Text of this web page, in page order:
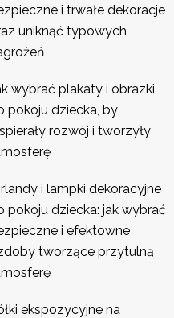
i trwałe dekoracje
uniknąć typowych
wybrać plakaty i obrazki
pokoju dziecka, by
rozwój i tworzyły
i lampki dekoracyjne
pokoju dziecka: jak wybrać
i efektowne
tworzące przytulną
ekspozycyjne na